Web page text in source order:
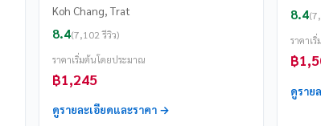
Koh Chang, Trat
8.4(7,102 รีวิว)
ราคาเริ่มต้นโดยประมาณ
฿1,245
ดูรายละเอียดและราคา →
8.4
ราคาเ
฿
ดูราย